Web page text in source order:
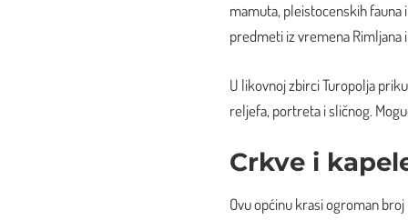
mamuta, pleistocenskih fauna
predmeti iz vremena Rimljana
U likovnoj zbirci Turopolja
reljefa, portreta i sličnog.
Crkve i
Ovu općinu krasi ogroman